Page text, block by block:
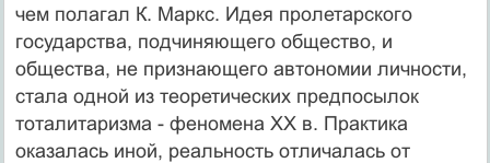
чем полагал К. Маркс. Идея пролетарского
государства, подчиняющего общество, и
общества, не признающего автономии личности,
стала одной из теоретических предпосылок
тоталитаризма - феномена XX в. Практика
оказалась иной, реальность отличалась от